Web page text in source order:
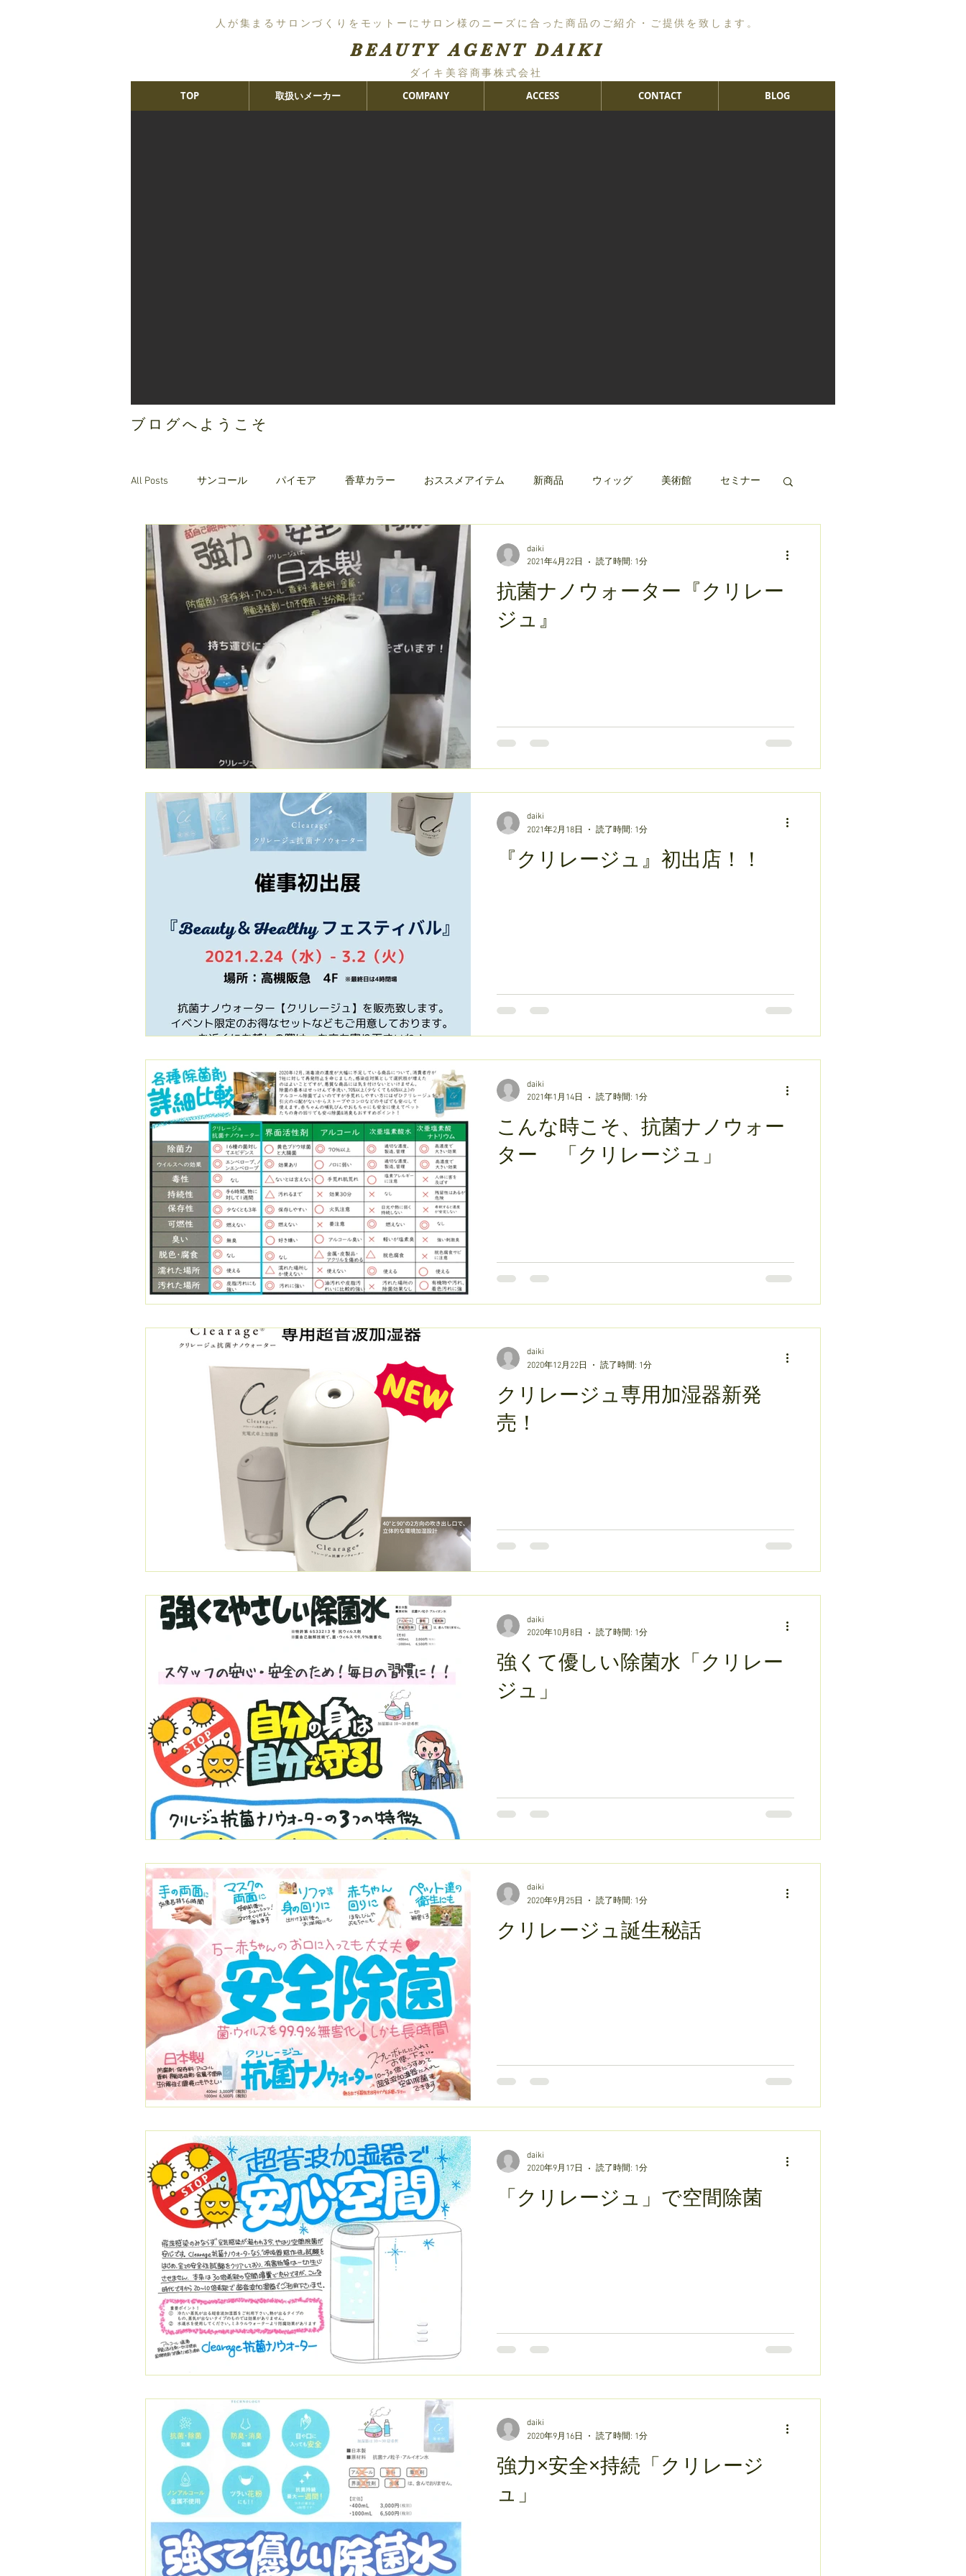
人が集まるサロンづくりをモットーにサロン様のニーズに合った商品のご紹介・ご提供を致します。
BEAUTY AGENT DAIKI
TOP 取扱いメーカー COMPANY ACCESS CONTACT BLOG
ダイキ美容商事株式会社
ブログへようこそ
All Posts サンコール パイモア 香草カラー おススメアイテム 新商品 ウィッグ 美術館 セミナー
ご案内 オリジナルヘアケア クリレージュ みんなのシャンプーやさしずく
抗菌ナノウォーター『クリレー
ジュ』
daiki
2021年4月22日
読了時間: 1分
『クリレージュ』初出店！！
daiki
2021年2月18日
読了時間: 1分
こんな時こそ、抗菌ナノウォー
ター 「クリレージュ」
daiki
2021年1月14日
読了時間: 1分
クリレージュ専用加湿器新発
売！
daiki
2020年12月22日
読了時間: 1分
強くて優しい除菌水「クリレー
ジュ」
daiki
2020年10月8日
読了時間: 1分
クリレージュ誕生秘話
daiki
2020年9月25日
読了時間: 1分
「クリレージュ」で空間除菌
daiki
2020年9月17日
読了時間: 1分
強力×安全×持続「クリレージ
ュ」
daiki
2020年9月16日
読了時間: 1分